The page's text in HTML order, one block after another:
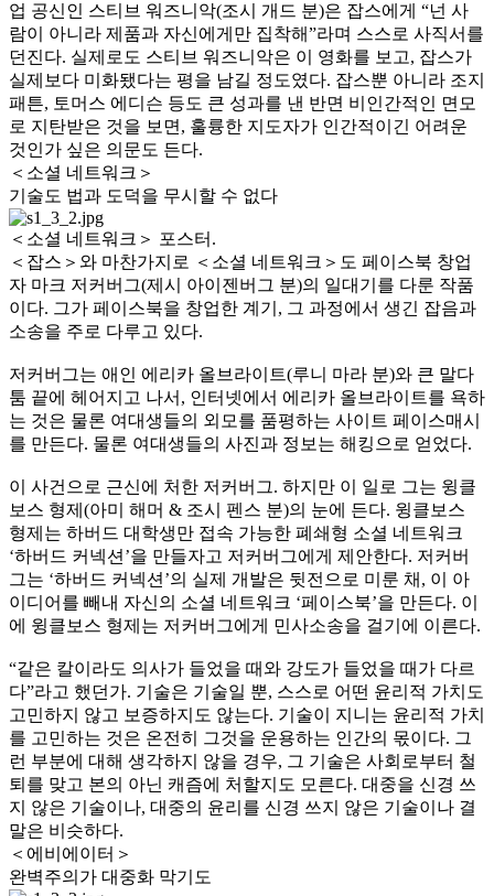
업 공신인 스티브 워즈니악(조시 개드 분)은 잡스에게 “넌 사
람이 아니라 제품과 자신에게만 집착해”라며 스스로 사직서를
던진다. 실제로도 스티브 워즈니악은 이 영화를 보고, 잡스가
실제보다 미화됐다는 평을 남길 정도였다. 잡스뿐 아니라 조지
패튼, 토머스 에디슨 등도 큰 성과를 낸 반면 비인간적인 면모
로 지탄받은 것을 보면, 훌륭한 지도자가 인간적이긴 어려운
것인가 싶은 의문도 든다.
＜소셜 네트워크＞
기술도 법과 도덕을 무시할 수 없다
＜소셜 네트워크＞ 포스터.
＜잡스＞와 마찬가지로 ＜소셜 네트워크＞도 페이스북 창업
자 마크 저커버그(제시 아이젠버그 분)의 일대기를 다룬 작품
이다. 그가 페이스북을 창업한 계기, 그 과정에서 생긴 잡음과
소송을 주로 다루고 있다.
저커버그는 애인 에리카 올브라이트(루니 마라 분)와 큰 말다
툼 끝에 헤어지고 나서, 인터넷에서 에리카 올브라이트를 욕하
는 것은 물론 여대생들의 외모를 품평하는 사이트 페이스매시
를 만든다. 물론 여대생들의 사진과 정보는 해킹으로 얻었다.
이 사건으로 근신에 처한 저커버그. 하지만 이 일로 그는 윙클
보스 형제(아미 해머 & 조시 펜스 분)의 눈에 든다. 윙클보스
형제는 하버드 대학생만 접속 가능한 폐쇄형 소셜 네트워크
‘하버드 커넥션’을 만들자고 저커버그에게 제안한다. 저커버
그는 ‘하버드 커넥션’의 실제 개발은 뒷전으로 미룬 채, 이 아
이디어를 빼내 자신의 소셜 네트워크 ‘페이스북’을 만든다. 이
에 윙클보스 형제는 저커버그에게 민사소송을 걸기에 이른다.
“같은 칼이라도 의사가 들었을 때와 강도가 들었을 때가 다르
다”라고 했던가. 기술은 기술일 뿐, 스스로 어떤 윤리적 가치도
고민하지 않고 보증하지도 않는다. 기술이 지니는 윤리적 가치
를 고민하는 것은 온전히 그것을 운용하는 인간의 몫이다. 그
런 부분에 대해 생각하지 않을 경우, 그 기술은 사회로부터 철
퇴를 맞고 본의 아닌 캐즘에 처할지도 모른다. 대중을 신경 쓰
지 않은 기술이나, 대중의 윤리를 신경 쓰지 않은 기술이나 결
말은 비슷하다.
＜에비에이터＞
완벽주의가 대중화 막기도